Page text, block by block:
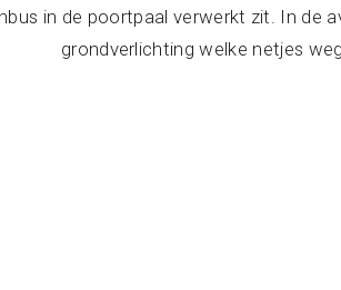
in de poortpaal verwerkt zit. In de
grondverlichting welke netjes